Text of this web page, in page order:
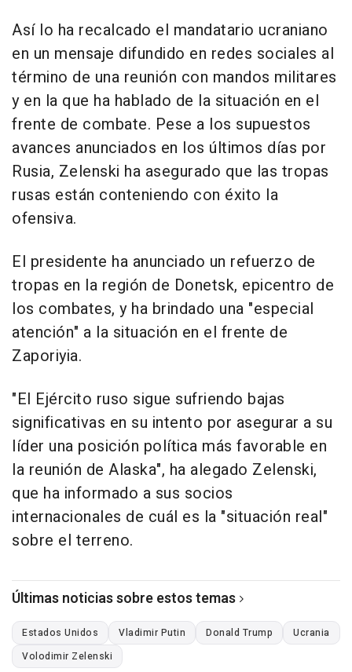
Así lo ha recalcado el mandatario ucraniano
en un mensaje difundido en redes sociales al
término de una reunión con mandos militares
y en la que ha hablado de la situación en el
frente de combate. Pese a los supuestos
avances anunciados en los últimos días por
Rusia, Zelenski ha asegurado que las tropas
rusas están conteniendo con éxito la
ofensiva.
El presidente ha anunciado un refuerzo de
tropas en la región de Donetsk, epicentro de
los combates, y ha brindado una "especial
atención" a la situación en el frente de
Zaporiyia.
"El Ejército ruso sigue sufriendo bajas
significativas en su intento por asegurar a su
líder una posición política más favorable en
la reunión de Alaska", ha alegado Zelenski,
que ha informado a sus socios
internacionales de cuál es la "situación real"
sobre el terreno.
Últimas noticias sobre estos temas
Estados Unidos Vladimir Putin Donald Trump
Ucrania
Volodimir Zelenski